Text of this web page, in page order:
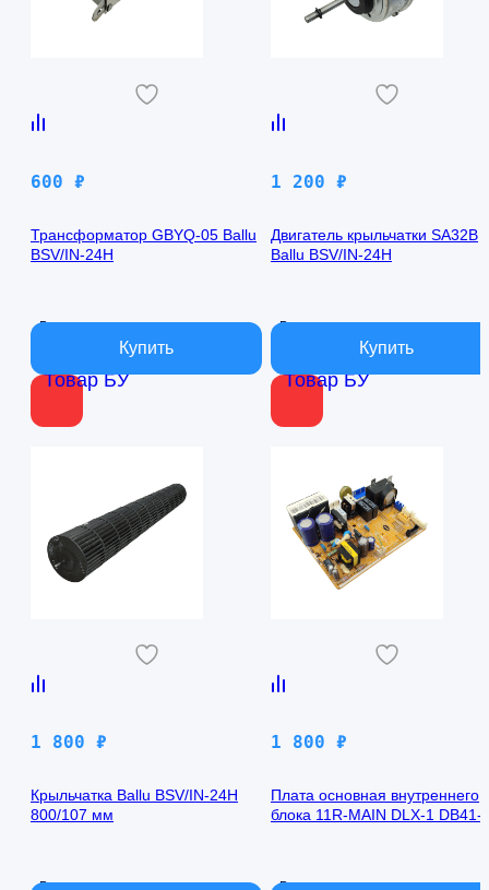
Товар БУ
600 ₽
Трансформатор GBYQ-05 Ballu
BSV/IN-24H
В наличии
Товар БУ
1 200 ₽
Двигатель крыльчатки SA32B
Ballu BSV/IN-24H
В наличии
1 800 ₽
Крыльчатка Ballu BSV/IN-24H
800/107 мм
В наличии
1 800 ₽
Плата основная внутреннего
блока 11R-MAIN DLX-1 DB41-
В наличии